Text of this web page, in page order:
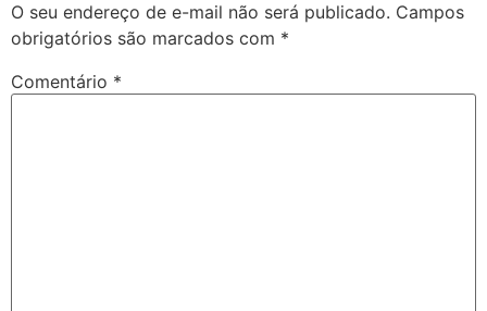
O seu endereço de e-mail não será publicado. Campos
obrigatórios são marcados com *
Comentário *